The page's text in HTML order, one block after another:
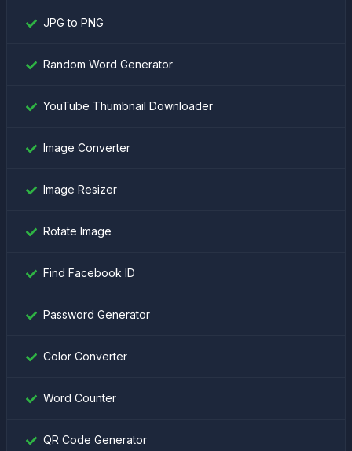
JPG to PNG
Random Word Generator
YouTube Thumbnail Downloader
Image Converter
Image Resizer
Rotate Image
Find Facebook ID
Password Generator
Color Converter
Word Counter
QR Code Generator